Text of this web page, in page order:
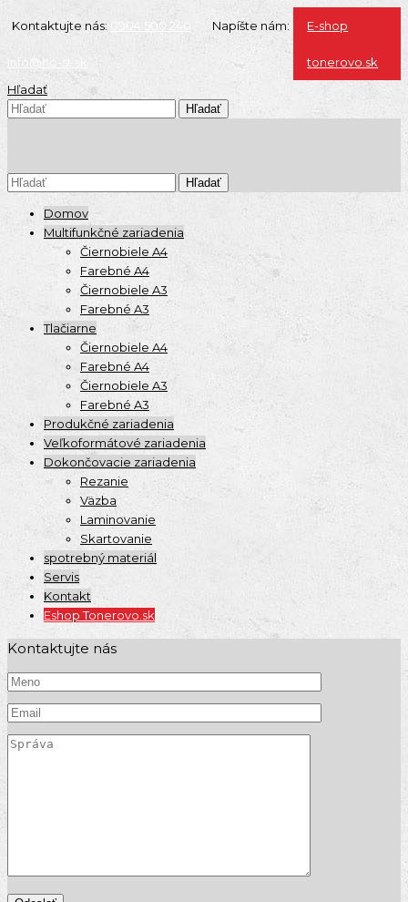
Kontaktujte nás: 0904 500 240 Napíšte nám:
info@ho-st.sk
E-shop
tonerovo.sk
Hľadať
Domov
Multifunkčné zariadenia
Čiernobiele A4
Farebné A4
Čiernobiele A3
Farebné A3
Tlačiarne
Čiernobiele A4
Farebné A4
Čiernobiele A3
Farebné A3
Produkčné zariadenia
Veľkoformátové zariadenia
Dokončovacie zariadenia
Rezanie
Väzba
Laminovanie
Skartovanie
spotrebný materiál
Servis
Kontakt
Eshop Tonerovo.sk
Kontaktujte nás